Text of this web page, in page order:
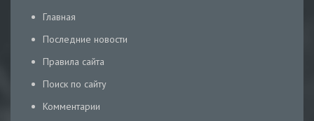
Главная
Последние новости
Правила сайта
Поиск по сайту
Комментарии